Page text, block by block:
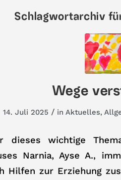
Schlagwortarchiv
Wege
14. Juli 2025 / in Aktuelles,
dieses wichtige
Narnia, Ayse A.,
Hilfen zur Erziehung